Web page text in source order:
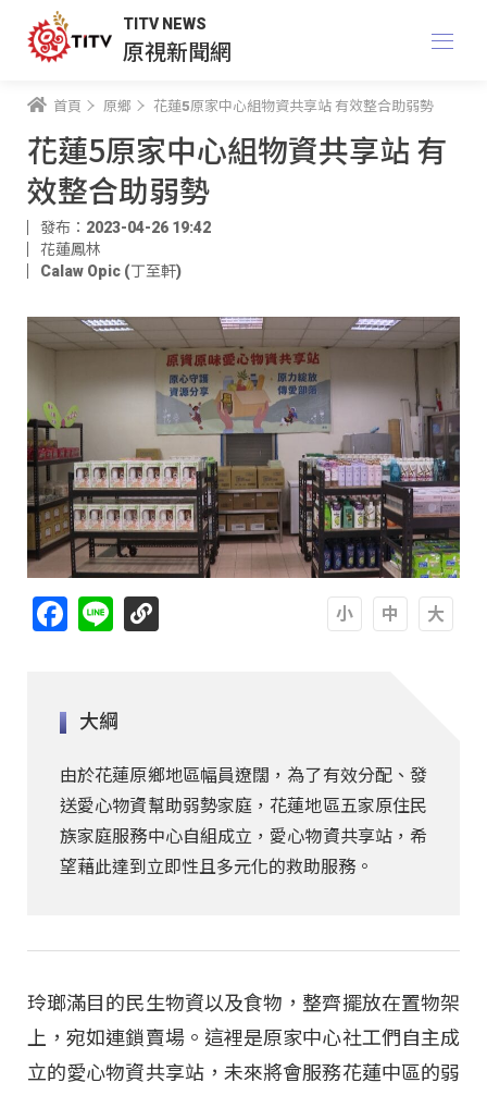
TITV NEWS
原視新聞網
首頁 原鄉 花蓮5原家中心組物資共享站 有效整合助弱勢
花蓮5原家中心組物資共享站 有
效整合助弱勢
發布：2023-04-26 19:42
花蓮鳳林
Calaw Opic (丁至軒)
Facebook
Line
大綱
由於花蓮原鄉地區幅員遼闊，為了有效分配、發
送愛心物資幫助弱勢家庭，花蓮地區五家原住民
族家庭服務中心自組成立，愛心物資共享站，希
望藉此達到立即性且多元化的救助服務。
玲瑯滿目的民生物資以及食物，整齊擺放在置物架
上，宛如連鎖賣場。這裡是原家中心社工們自主成
立的愛心物資共享站，未來將會服務花蓮中區的弱